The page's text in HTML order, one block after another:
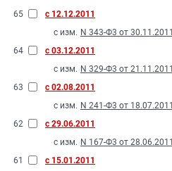
65
с 12.12.2011
с изм. N 343-Ф3 от 30.11.2011
64
с 03.12.2011
с изм. N 329-Ф3 от 21.11.2011
63
с 02.08.2011
с изм. N 241-Ф3 от 18.07.2011
62
с 29.06.2011
с изм. N 167-Ф3 от 28.06.2011
61
с 15.01.2011